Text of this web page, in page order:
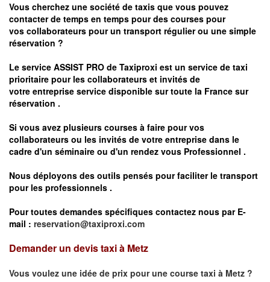
Vous cherchez une société de taxis que vous pouvez
contacter de temps en temps pour des courses pour
vos collaborateurs pour un transport régulierou une simple
réservation ?
Le service ASSIST PRO de Taxiproxi est un service de taxi
prioritaire pour les collaborateurs et invités de
votre entreprise service disponible sur toute la France sur
réservation .
Si vous avez plusieurs courses à faire pour vos
collaborateurs ou les invités de votre entreprise dans le
cadre d'un séminaire ou d'un rendez vous Professionnel .
Nous déployons des outils pensés pour faciliter le transport
pour les professionnels .
Pour toutes demandes spécifiques contactez nous par E-
mail : reservation@taxiproxi.com
Demander un devis taxi à Metz
Vous voulez une idée de prix pour une course taxi à Metz ?